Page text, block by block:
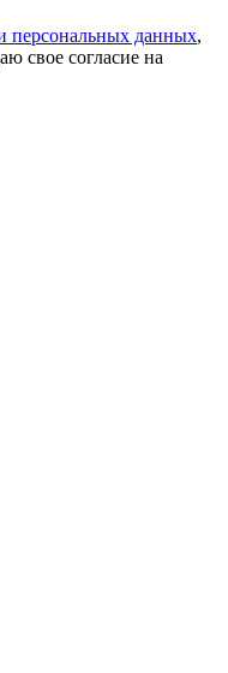
персональных данных,
свое согласие на